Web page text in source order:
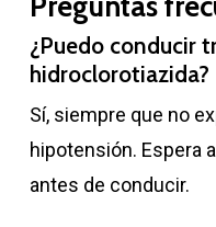
¿Puedo conducir
hidroclorotiazida?
Sí, siempre que no
hipotensión. Espera
antes de conducir.